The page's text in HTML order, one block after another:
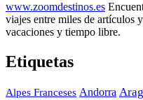
www.zoomdestinos.es
viajes entre miles de artículos
vacaciones y tiempo libre.
Etiquetas
Alpes Franceses Andorra